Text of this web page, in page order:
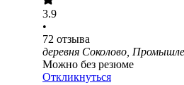
3.9
•
72 отзыва
деревня Соколово,
Можно без резюме
Откликнуться